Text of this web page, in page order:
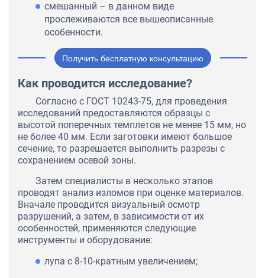
смешанный – в данном виде
прослеживаются все вышеописанные
особенности.
Получить бесплатную консультацию
Как проводится исследование?
Согласно с ГОСТ 10243-75, для проведения
исследований предоставляются образцы с
высотой поперечных темплетов не менее 15 мм, но
не более 40 мм. Если заготовки имеют большое
сечение, то разрешается выполнить разрезы с
сохранением осевой зоны.
Затем специалисты в несколько этапов
проводят анализ изломов при оценке материалов.
Вначале проводится визуальный осмотр
разрушений, а затем, в зависимости от их
особенностей, применяются следующие
инструменты и оборудование:
лупа с 8-10-кратным увеличением;